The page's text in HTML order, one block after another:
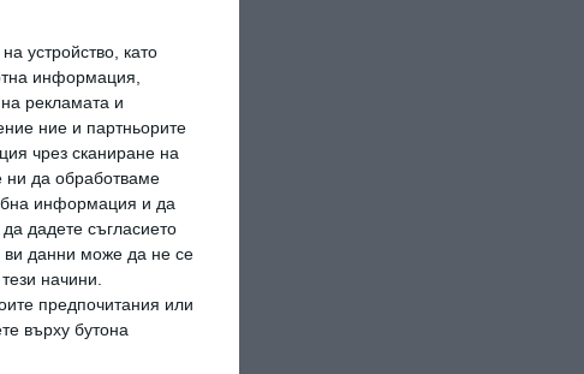
устройство, като
информация,
рекламата и
ние и партньорите
чрез сканиране на
ни да обработваме
информация и да
дадете съгласието
ви данни може да не се
начини.
предпочитания или
върху бутона